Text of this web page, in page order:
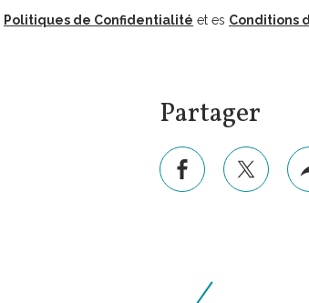
Politiques de Confidentialité et es Conditions
Partager
facebooktwitter